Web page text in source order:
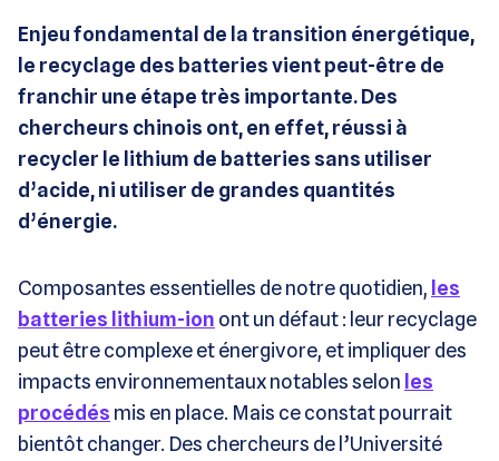
Enjeu fondamental de la transition énergétique,
le recyclage des batteries vient peut-être de
franchir une étape très importante. Des
chercheurs chinois ont, en effet, réussi à
recycler le lithium de batteries sans utiliser
d’acide, ni utiliser de grandes quantités
d’énergie.
Composantes essentielles de notre quotidien, les
batteries lithium-ion ont un défaut : leur recyclage
peut être complexe et énergivore, et impliquer des
impacts environnementaux notables selon les
procédés mis en place. Mais ce constat pourrait
bientôt changer. Des chercheurs de l’Université